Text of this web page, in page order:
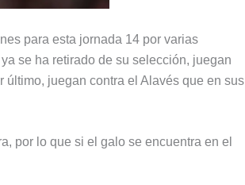
para esta jornada 14 por varias
se ha retirado de su selección, juegan
juegan contra el Alavés que en sus
por lo que si el galo se encuentra en el